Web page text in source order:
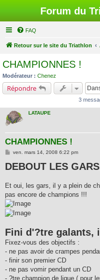
Forum du
FAQ
Retour sur le site du Triathlon
CHAMPIONNES !
Modérateur : Chenez
Répondre
3
LATAUPE
CHAMPIONNES !
M
s
s
e
ven. mars 14, 2008 6:22 pm
DEBOUT LES
Et oui, les gars, il y a plein de
pas encore de champions !!!
Fini d'?tre galants,
Fixez-vous des objectifs :
- ne pas avoir de crampes
- finir son premier CD
- ne pas vomir pendant un CD
- ?tre champion de ligue ( pour